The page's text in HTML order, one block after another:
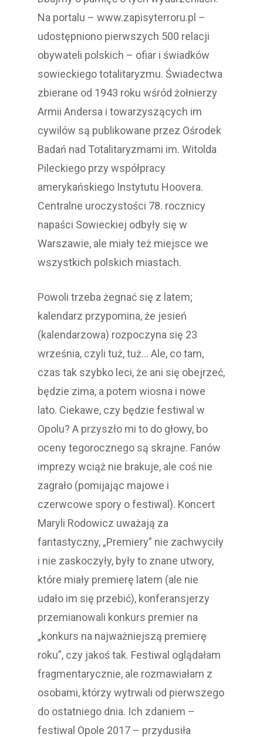
Na portalu – www.zapisyterroru.pl –
udostępniono pierwszych 500 relacji
obywateli polskich – ofiar i świadków
sowieckiego totalitaryzmu. Świadectwa
zbierane od 1943 roku wśród żołnierzy
Armii Andersa i towarzyszących im
cywilów są publikowane przez Ośrodek
Badań nad Totalitaryzmami im. Witolda
Pileckiego przy współpracy
amerykańskiego Instytutu Hoovera.
Centralne uroczystości 78. rocznicy
napaści Sowieckiej odbyły się w
Warszawie, ale miały też miejsce we
wszystkich polskich miastach.
Powoli trzeba żegnać się z latem;
kalendarz przypomina, że jesień
(kalendarzowa) rozpoczyna się 23
września, czyli tuż, tuż… Ale, co tam,
czas tak szybko leci, że ani się obejrzeć,
będzie zima, a potem wiosna i nowe
lato. Ciekawe, czy będzie festiwal w
Opolu? A przyszło mi to do głowy, bo
oceny tegorocznego są skrajne. Fanów
imprezy wciąż nie brakuje, ale coś nie
zagrało (pomijając majowe i
czerwcowe spory o festiwal). Koncert
Maryli Rodowicz uważają za
fantastyczny, „Premiery” nie zachwyciły
i nie zaskoczyły, były to znane utwory,
które miały premierę latem (ale nie
udało im się przebić), konferansjerzy
przemianowali konkurs premier na
„konkurs na najważniejszą premierę
roku”, czy jakoś tak. Festiwal oglądałam
fragmentarycznie, ale rozmawiałam z
osobami, którzy wytrwali od pierwszego
do ostatniego dnia. Ich zdaniem –
festiwal Opole 2017 – przydusiła